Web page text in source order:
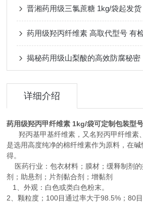
晋湘药用级三氯蔗糖 1kg/袋起发货
药用级羟丙纤维素 高取代型号 有
揭秘药用级山梨酸的高效防腐秘密
详细介绍
药用级羟丙甲纤维素 1kg/袋可定制包装型号
羟丙基甲基纤维素，又名羟丙甲纤维素
是选用高度纯净的棉纤维素作为原料，在
得。
医药行业：包衣材料；膜材；缓释制剂
剂；助悬剂；片剂黏合剂；增黏剂
1、外观：白色或类白色粉末。
2、颗粒度；100目通过率大于98.5%；80